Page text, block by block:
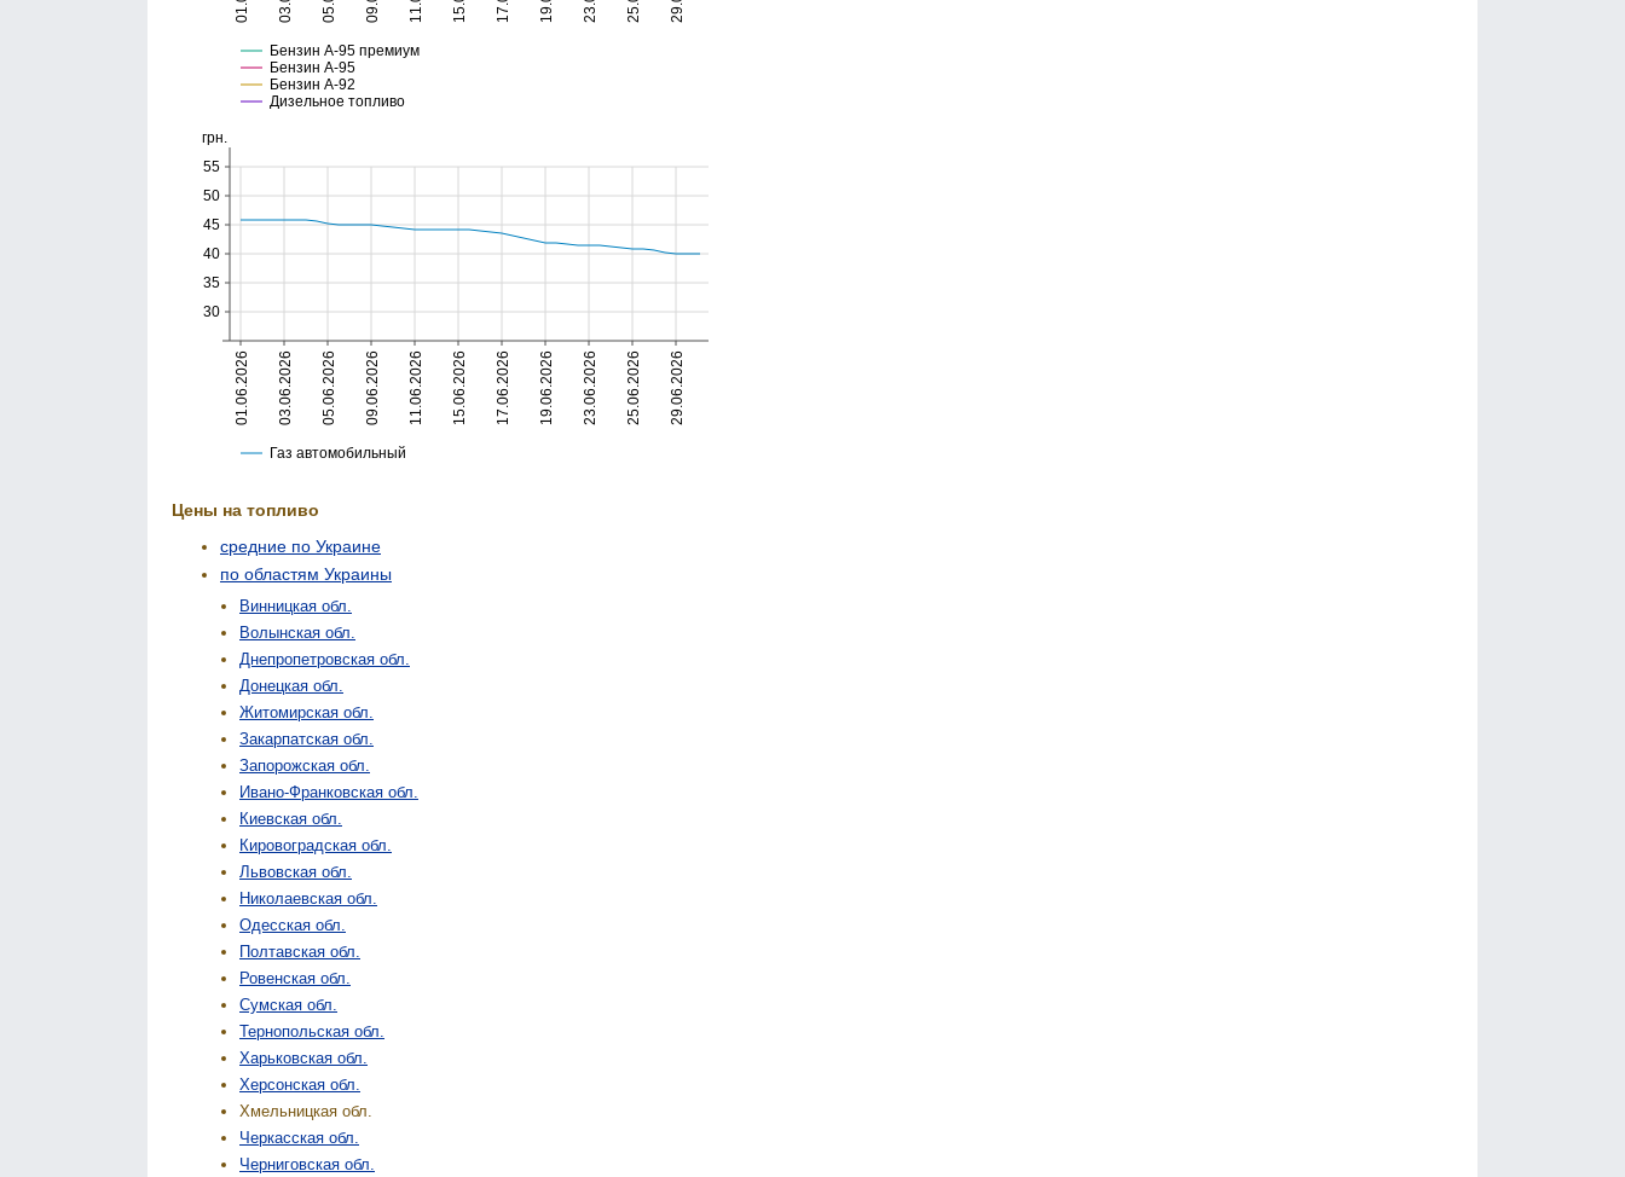
Цены на топливо
средние по Украине
по областям Украины
Винницкая обл.
Волынская обл.
Днепропетровская обл.
Донецкая обл.
Житомирская обл.
Закарпатская обл.
Запорожская обл.
Ивано-Франковская обл.
Киевская обл.
Кировоградская обл.
Львовская обл.
Николаевская обл.
Одесская обл.
Полтавская обл.
Ровенская обл.
Сумская обл.
Тернопольская обл.
Харьковская обл.
Херсонская обл.
Хмельницкая обл.
Черкасская обл.
Черниговская обл.